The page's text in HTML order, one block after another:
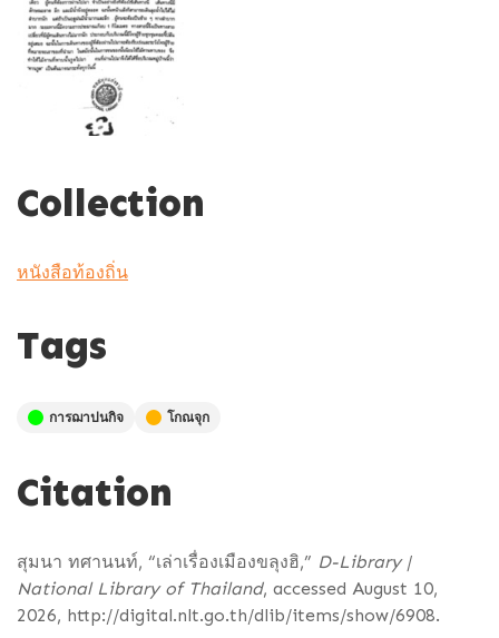
Collection
หนังสือท้องถิ่น
Tags
การฌาปนกิจ โกณจุก
Citation
สุมนา ทศานนท์, “เล่าเรื่องเมืองขลุงฮิ,” D-Library |
National Library of Thailand, accessed August 10,
2026, http://digital.nlt.go.th/dlib/items/show/6908.